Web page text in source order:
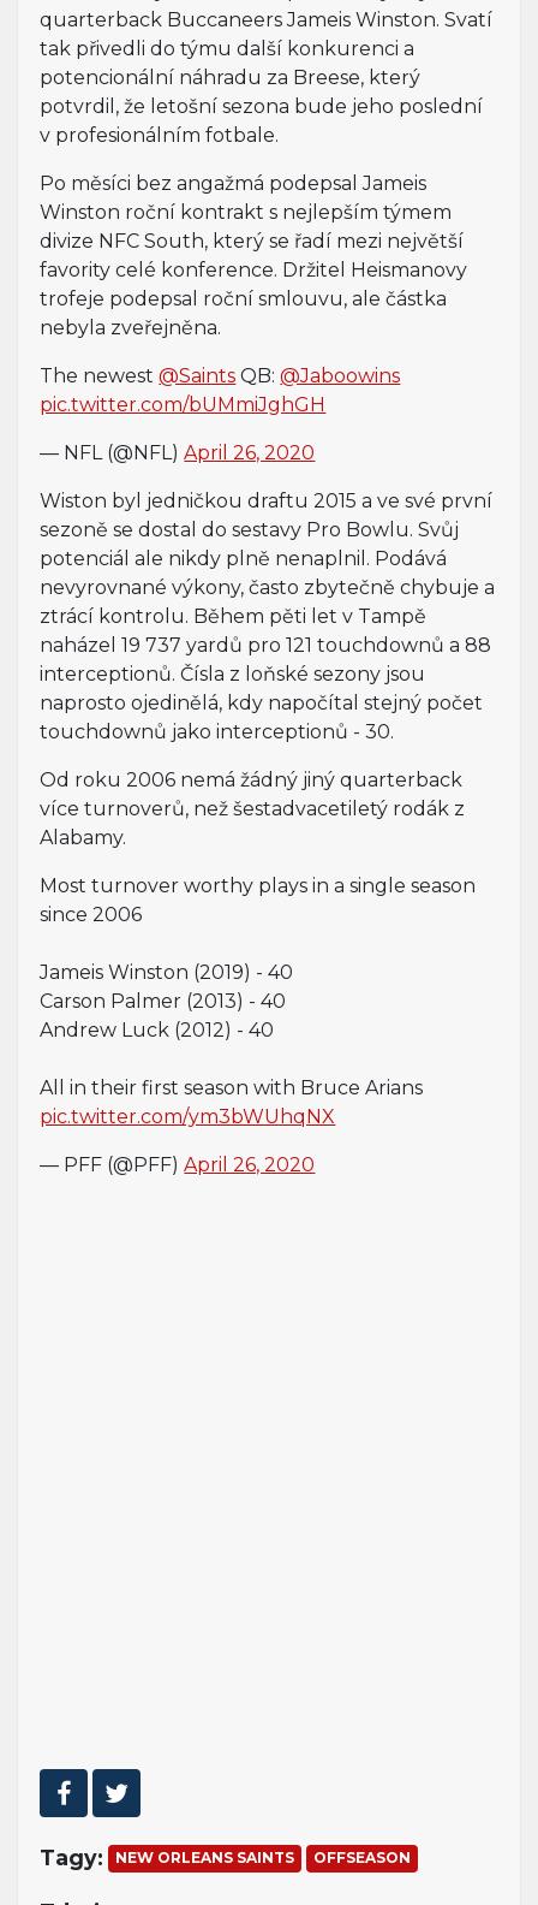
quarterback Buccaneers Jameis Winston. Svatí
tak přivedli do týmu další konkurenci a
potencionální náhradu za Breese, který
potvrdil, že letošní sezona bude jeho poslední
v profesionálním fotbale.
Po měsíci bez angažmá podepsal Jameis
Winston roční kontrakt s nejlepším týmem
divize NFC South, který se řadí mezi největší
favority celé konference. Držitel Heismanovy
trofeje podepsal roční smlouvu, ale částka
nebyla zveřejněna.
The newest@Saints QB:@Jaboowins
pic.twitter.com/bUMmiJghGH
— NFL (@NFL)April 26, 2020
Wiston byl jedničkou draftu 2015 a ve své první
sezoně se dostal do sestavy Pro Bowlu. Svůj
potenciál ale nikdy plně nenaplnil. Podává
nevyrovnané výkony, často zbytečně chybuje a
ztrácí kontrolu. Během pěti let v Tampě
naházel 19 737 yardů pro 121 touchdownů a 88
interceptionů. Čísla z loňské sezony jsou
naprosto ojedinělá, kdy napočítal stejný počet
touchdownů jako interceptionů - 30.
Od roku 2006 nemá žádný jiný quarterback
více turnoverů, než šestadvacetiletý rodák z
Alabamy.
Most turnover worthy plays in a single season
since 2006
Jameis Winston (2019) - 40
Carson Palmer (2013) - 40
Andrew Luck (2012) - 40
All in their first season with Bruce Arians
pic.twitter.com/ym3bWUhqNX
— PFF (@PFF)April 26, 2020
Tagy: NEW ORLEANS SAINTS OFFSEASON